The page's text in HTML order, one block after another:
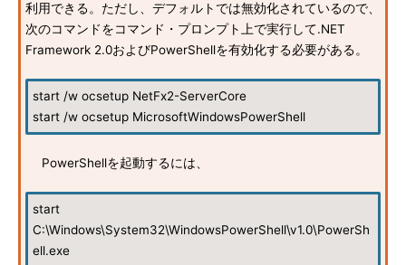
利用できる。ただし、デフォルトでは無効化されているので、
次のコマンドをコマンド・プロンプト上で実行して.NET
Framework 2.0およびPowerShellを有効化する必要がある。
start /w ocsetup NetFx2-ServerCore
start /w ocsetup MicrosoftWindowsPowerShell
PowerShellを起動するには、
start
C:\Windows\System32\WindowsPowerShell\v1.0\PowerSh
ell.exe